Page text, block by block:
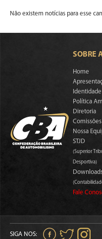
Não existem notícias para esse
SOBRE
Home
Identidade
Política
Diretoria
Nossa
STJD
(Superior
Desportiva)
Fale
SIGA NOS: